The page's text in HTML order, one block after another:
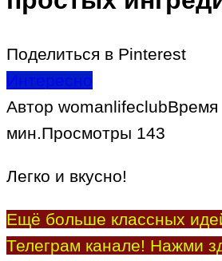
Поделиться в Pinterest
Интересно
Автор womanlifeclubВремя
мин.Просмотры 143
Легко и вкусно!
Ещё больше классных
Телеграм канале! Нажми